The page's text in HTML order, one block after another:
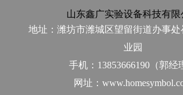
山东鑫广实验设备科技有限
地址：潍坊市潍城区望留街道办事
业园
手机：13853666190（郭经
网址：